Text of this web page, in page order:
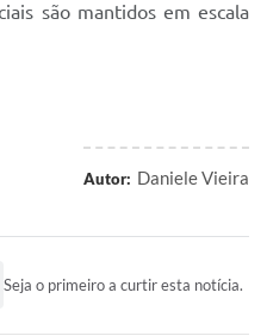
são mantidos em escala
Autor: Daniele Vieira
Seja o primeiro a curtir esta notícia.